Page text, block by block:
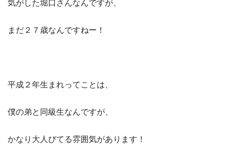
気がした堀口さんなんですが、
まだ２７歳なんですねー！
平成２年生まれってことは、
僕の弟と同級生なんですが、
かなり大人びてる雰囲気があります！